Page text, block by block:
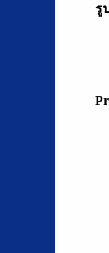
รู